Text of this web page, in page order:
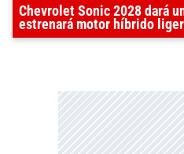
Chevrolet Sonic 2028 dará
estrenará motor híbrido